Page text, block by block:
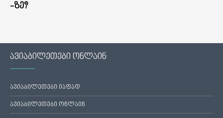
-ზე?
ავიაბილეთები ონლაინ
ავიაბილეთები იაფად
ავიაბილეთები ონლაინ